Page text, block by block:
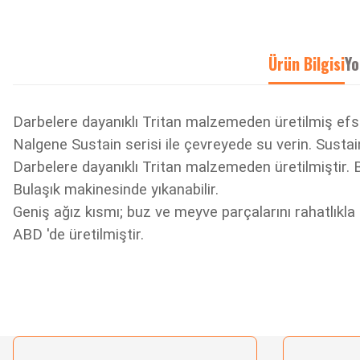
Ürün Bilgisi
Darbelere dayanıklı Tritan malzemeden üretilmiş
Nalgene Sustain serisi ile çevreyede su verin.
Darbelere dayanıklı Tritan malzemeden üretilmiştir.
Bulaşık makinesinde yıkanabilir.
Geniş ağız kısmı; buz ve meyve parçalarını
ABD 'de üretilmiştir.